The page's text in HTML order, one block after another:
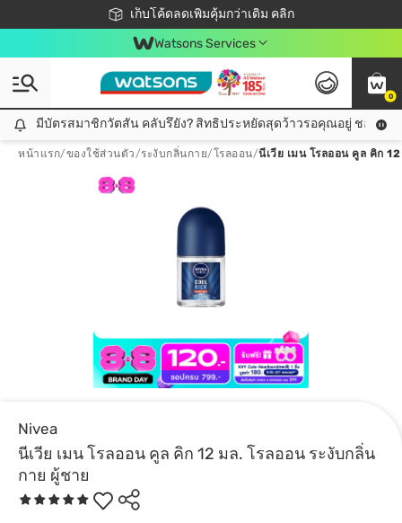
เก็บโค้ดลดเพิ่มคุ้มกว่าเดิม คลิก
ชอปออนไลน์ครั้งแรก ลดเพิ่มจุก ๆ 10%! 🎉
📦ส่งฟรี! เมื่อชอป 499฿
สมาชิกวัตสัน คลับดียังไง?
Watsons Services
0
มีบัตรสมาชิกวัตสัน คลับรึยัง? สิทธิประหยัดสุดว้าวรอคุณอยู่ ชอปคุ้มกว่าเดิม คลิก!
มีบัตรสมาชิกวัตสัน คลับรึยัง? สิทธิประหยัดสุดว้าวรอคุณอยู่ ชอปคุ้มก
หน้าแรก/ของใช้ส่วนตัว/ระงับกลิ่นกาย/โรลออน/นีเวีย เมน โรลออน คูล คิก
Nivea
นีเวีย เมน โรลออน คูล คิก 12 มล. โรลออน ระงับกลิ่น
กาย ผู้ชาย